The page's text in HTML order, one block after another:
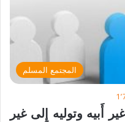
المجتمع المسلم
أَبيه وتوليه إِلى غير